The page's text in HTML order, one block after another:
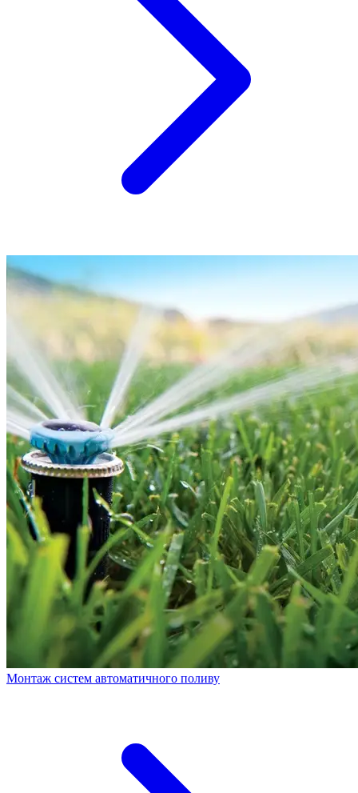
Монтаж систем автоматичного поливу